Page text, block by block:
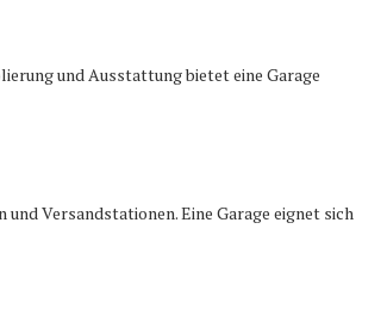
und Ausstattung bietet eine Garage
Versandstationen. Eine Garage eignet sich